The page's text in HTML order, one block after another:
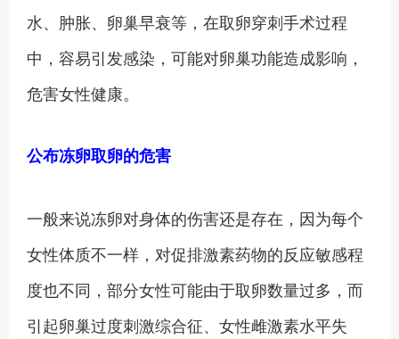
水、肿胀、卵巢早衰等，在取卵穿刺手术过程
中，容易引发感染，可能对卵巢功能造成影响，
危害女性健康。
公布冻卵取卵的危害
一般来说冻卵对身体的伤害还是存在，因为每个
女性体质不一样，对促排激素药物的反应敏感程
度也不同，部分女性可能由于取卵数量过多，而
引起卵巢过度刺激综合征、女性雌激素水平失